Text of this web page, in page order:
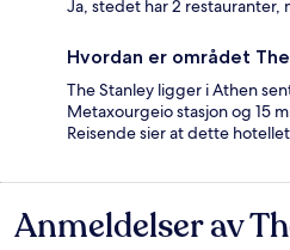
Ja, stedet har 2 restauranter,
Hvordan er området
The Stanley ligger i Athen
Metaxourgeio stasjon og 15
Reisende sier at dette
Anmeldelser
Anmeldelser av